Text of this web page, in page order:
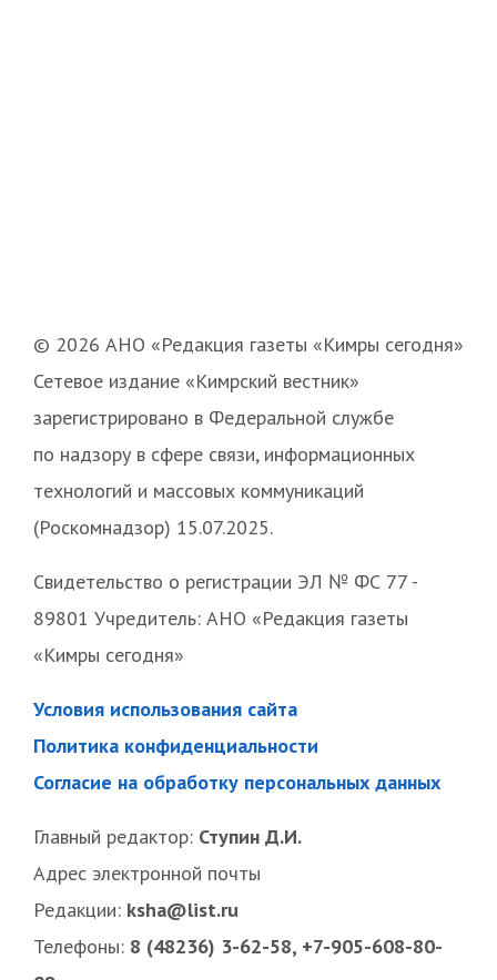
© 2026 АНО «Редакция газеты «Кимры сегодня»
Сетевое издание «Кимрский вестник»
зарегистрировано в Федеральной службе
по надзору в сфере связи, информационных
технологий и массовых коммуникаций
(Роскомнадзор) 15.07.2025.
Свидетельство о регистрации ЭЛ № ФС 77 -
89801 Учредитель: АНО «Редакция газеты
«Кимры сегодня»
Условия использования сайта
Политика конфиденциальности
Согласие на обработку персональных данных
Главный редактор: Ступин Д.И.
Адрес электронной почты
Редакции: ksha@list.ru
Телефоны: 8 (48236) 3-62-58, +7-905-608-80-